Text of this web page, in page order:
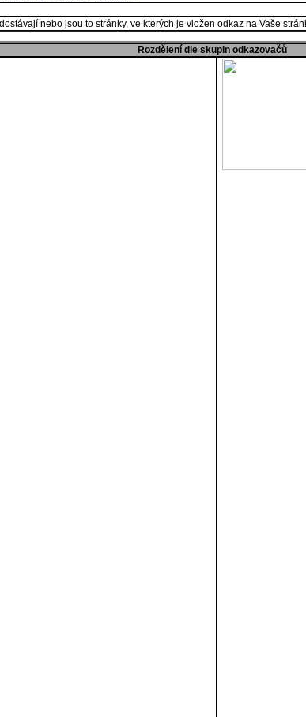
nebo jsou to stránky, ve kterých je vložen odkaz na Vaše
Rozdělení dle skupin odkazovačů